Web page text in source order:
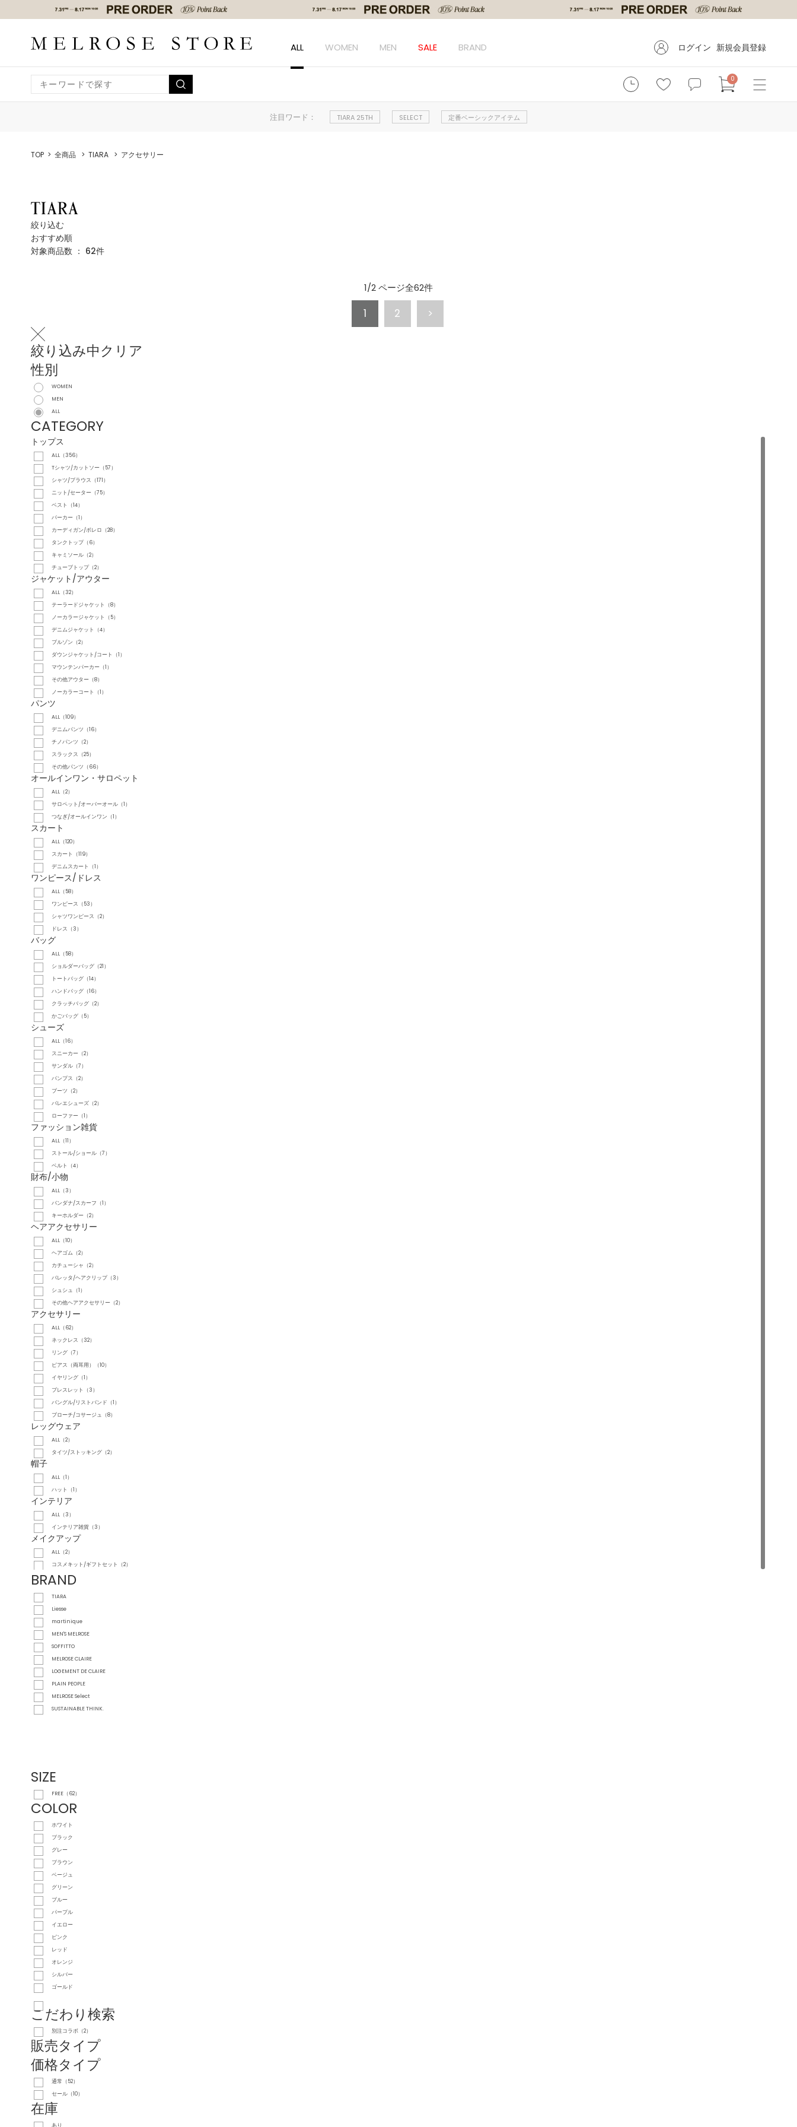
ALL WOMEN MEN SALE BRAND ログイン 新規会員登録
0
注目ワード： TIARA 25TH SELECT 定番ベーシックアイテム
TOP 全商品 TIARA アクセサリー
絞り込む
おすすめ順
対象商品数 ： 62件
1/2 ページ全62件
1 2
絞り込み中クリア
性別
WOMEN
MEN
ALL
CATEGORY
トップス
ALL（356）
Tシャツ/カットソー（57）
シャツ/ブラウス（171）
ニット/セーター（75）
ベスト（14）
パーカー（1）
カーディガン/ボレロ（28）
タンクトップ（6）
キャミソール（2）
チューブトップ（2）
ジャケット/アウター
ALL（32）
テーラードジャケット（8）
ノーカラージャケット（5）
デニムジャケット（4）
ブルゾン（2）
ダウンジャケット/コート（1）
マウンテンパーカー（1）
その他アウター（8）
ノーカラーコート（1）
パンツ
ALL（109）
デニムパンツ（16）
チノパンツ（2）
スラックス（25）
その他パンツ（66）
オールインワン・サロペット
ALL（2）
サロペット/オーバーオール（1）
つなぎ/オールインワン（1）
スカート
ALL（120）
スカート（119）
デニムスカート（1）
ワンピース/ドレス
ALL（58）
ワンピース（53）
シャツワンピース（2）
ドレス（3）
バッグ
ALL（58）
ショルダーバッグ（21）
トートバッグ（14）
ハンドバッグ（16）
クラッチバッグ（2）
かごバッグ（5）
シューズ
ALL（16）
スニーカー（2）
サンダル（7）
パンプス（2）
ブーツ（2）
バレエシューズ（2）
ローファー（1）
ファッション雑貨
ALL（11）
ストール/ショール（7）
ベルト（4）
財布/小物
ALL（3）
バンダナ/スカーフ（1）
キーホルダー（2）
ヘアアクセサリー
ALL（10）
ヘアゴム（2）
カチューシャ（2）
バレッタ/ヘアクリップ（3）
シュシュ（1）
その他ヘアアクセサリー（2）
アクセサリー
ALL（62）
ネックレス（32）
リング（7）
ピアス（両耳用）（10）
イヤリング（1）
ブレスレット（3）
バングル/リストバンド（1）
ブローチ/コサージュ（8）
レッグウェア
ALL（2）
タイツ/ストッキング（2）
帽子
ALL（1）
ハット（1）
インテリア
ALL（3）
インテリア雑貨（3）
メイクアップ
ALL（2）
コスメキット/ギフトセット（2）
BRAND
TIARA
Liesse
martinique
MEN'S MELROSE
SOFFITTO
MELROSE CLAIRE
LOGEMENT DE CLAIRE
PLAIN PEOPLE
MELROSE Select
SUSTAINABLE THINK.
SIZE
FREE（62）
COLOR
ホワイト
ブラック
グレー
ブラウン
ベージュ
グリーン
ブルー
パープル
イエロー
ピンク
レッド
オレンジ
シルバー
ゴールド
こだわり検索
別注コラボ（2）
販売タイプ
価格タイプ
通常（52）
セール（10）
在庫
あり